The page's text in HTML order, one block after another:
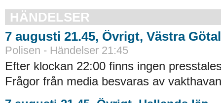
HÄNDELSER
7 augusti 21.45, Övrigt, Västra
Polisen - Händelser 21:45
Efter klockan 22:00 finns ingen
Frågor från media besvaras av